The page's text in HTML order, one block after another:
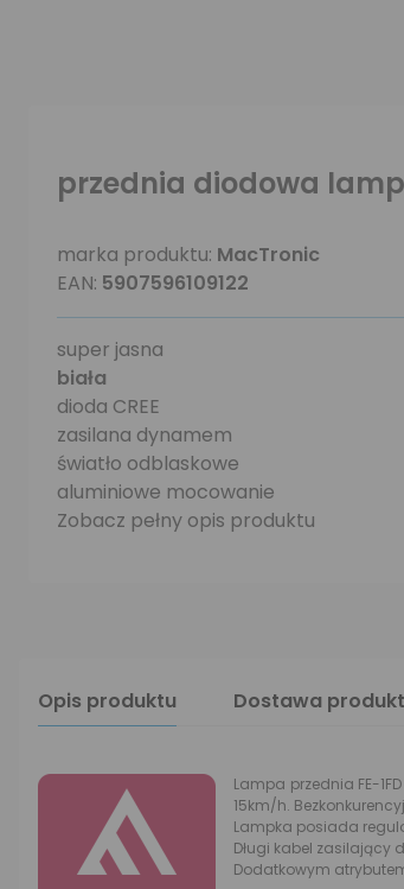
przednia diodowa
marka produktu: MacTronic
EAN: 5907596109122
super jasna
biała
dioda CREE
zasilana dynamem
światło odblaskowe
aluminiowe mocowanie
Zobacz pełny opis produktu
Opis produktu Dostawa
Lampa przednia FE-
15km/h.
Lampka posiada
Długi kabel
Dodatkowym